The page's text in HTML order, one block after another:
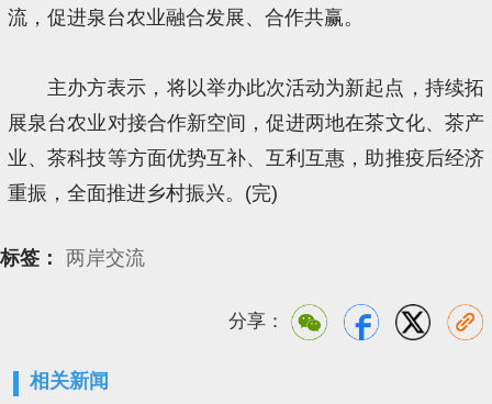
流，促进泉台农业融合发展、合作共赢。
主办方表示，将以举办此次活动为新起点，持续拓
展泉台农业对接合作新空间，促进两地在茶文化、茶产
业、茶科技等方面优势互补、互利互惠，助推疫后经济
重振，全面推进乡村振兴。(完)
标签： 两岸交流
分享：
相关新闻